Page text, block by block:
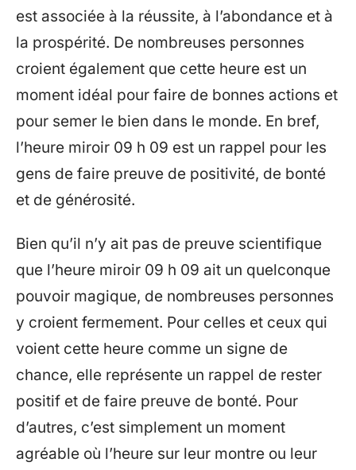
est associée à la réussite, à l’abondance et à
la prospérité. De nombreuses personnes
croient également que cette heure est un
moment idéal pour faire de bonnes actions et
pour semer le bien dans le monde. En bref,
l’heure miroir 09 h 09 est un rappel pour les
gens de faire preuve de positivité, de bonté
et de générosité.
Bien qu’il n’y ait pas de preuve scientifique
que l’heure miroir 09 h 09 ait un quelconque
pouvoir magique, de nombreuses personnes
y croient fermement. Pour celles et ceux qui
voient cette heure comme un signe de
chance, elle représente un rappel de rester
positif et de faire preuve de bonté. Pour
d’autres, c’est simplement un moment
agréable où l’heure sur leur montre ou leur